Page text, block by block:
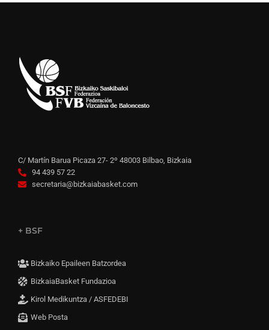
C/ Martín Barua Picaza 27- 2º 48003 Bilbao, Bizkaia
94 439 57 22
secretaria@bizkaiabasket.com
+ BSF
Bizkaiko Epaileen Batzordea
BizkaiaBasket Fundazioa
Kirol Medikuntza / ASFEDEBI
Web Posta